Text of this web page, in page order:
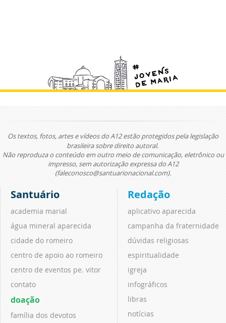
Os textos, fotos, artes e vídeos do A12 estão protegidos pela legislação
brasileira sobre direito autoral.
Não reproduza o conteúdo em outro meio de comunicação, eletrônico ou
impresso, sem autorização expressa do A12
(faleconosco@santuarionacional.com).
Santuário
academia marial
água mineral aparecida
cidade do romeiro
centro de apoio ao romeiro
centro de eventos pe. vitor
contato
doação
família dos devotos
Redação
aplicativo aparecida
campanha da fraternidade
dúvidas religiosas
espiritualidade
igreja
infográficos
libras
notícias